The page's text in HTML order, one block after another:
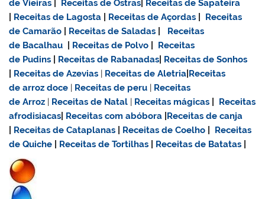
de Vieiras
Receitas de Ostras Receitas de Sapateira
Receitas de Lagosta Receitas de Açordas
Receitas
de Camarão
Receitas de Saladas
Receitas
de Bacalhau
Receitas de Polvo
Receitas
de Pudins
Receitas de Rabanadas Receitas de Sonhos
Receitas de Azevias | Receitas de Aletria Receitas
dearroz doce | Receitas de peru | Receitas
de Arroz | Receitas de Natal | Receitas mágicas
Receitas
afrodisiacas Receitas com abóbora Receitas de canja
Receitas de Cataplanas Receitas de Coelho
Receitas
de Quiche
Receitas de Tortilhas Receitas de Batatas